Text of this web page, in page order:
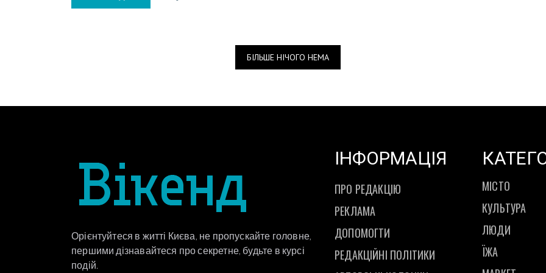
БІЛЬШЕ НІЧОГО НЕМА
Орієнтуйтеся в житті Києва, не пропускайте головне,
першими дізнавайтеся про секретне, будьте в курсі
подій.
ІНФОРМАЦІЯ
ПРО РЕДАКЦІЮ
РЕКЛАМА
ДОПОМОГТИ
РЕДАКЦІЙНІ ПОЛІТИКИ
МІСТО
КУЛЬТУРА
ЛЮДИ
ЇЖА